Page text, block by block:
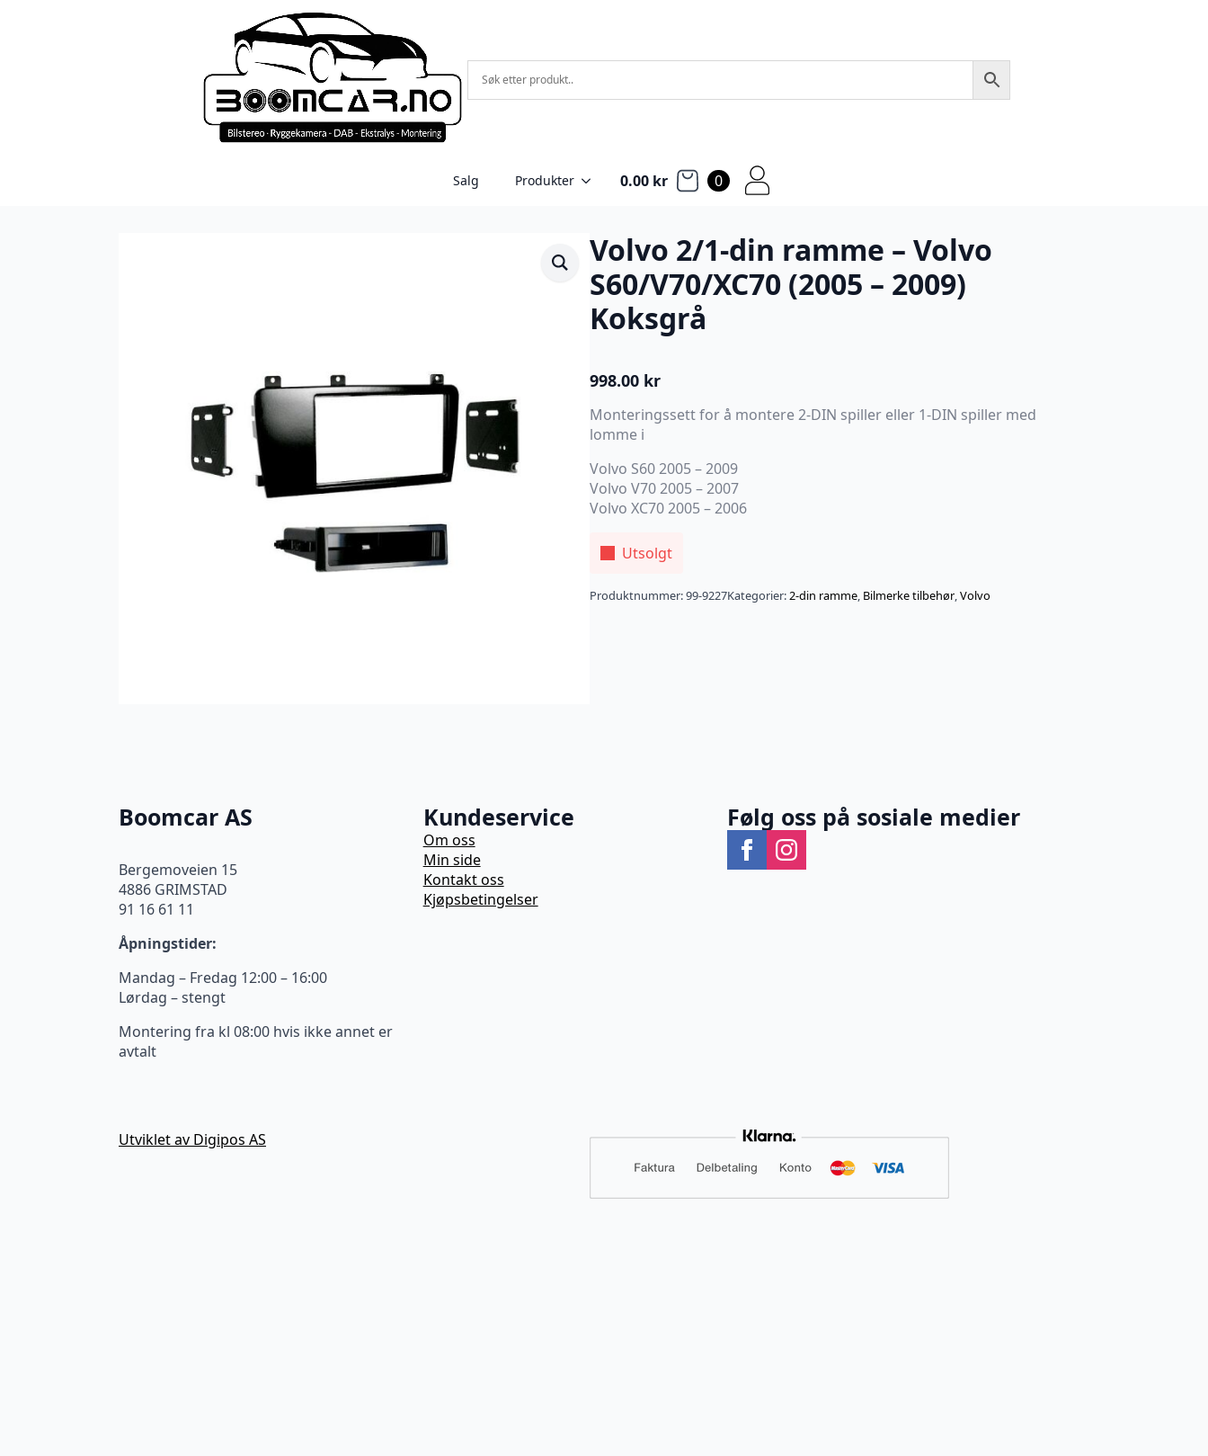
Salg Produkter 0.00 kr 0
Volvo 2/1-din ramme – Volvo
S60/V70/XC70 (2005 – 2009)
Koksgrå
998.00 kr
Monteringssett for å montere 2-DIN spiller eller 1-DIN spiller med
lomme i
Volvo S60 2005 – 2009
Volvo V70 2005 – 2007
Volvo XC70 2005 – 2006
Utsolgt
Produktnummer:99-9227Kategorier:2-din ramme, Bilmerke tilbehør,Volvo
Boomcar AS
Bergemoveien 15
4886 GRIMSTAD
91 16 61 11
Åpningstider:
Mandag – Fredag 12:00 – 16:00
Lørdag – stengt
Montering fra kl 08:00 hvis ikke annet er
avtalt
Kundeservice
Om oss
Min side
Kontakt oss
Kjøpsbetingelser
Følg oss på sosiale medier
Utviklet av Digipos AS